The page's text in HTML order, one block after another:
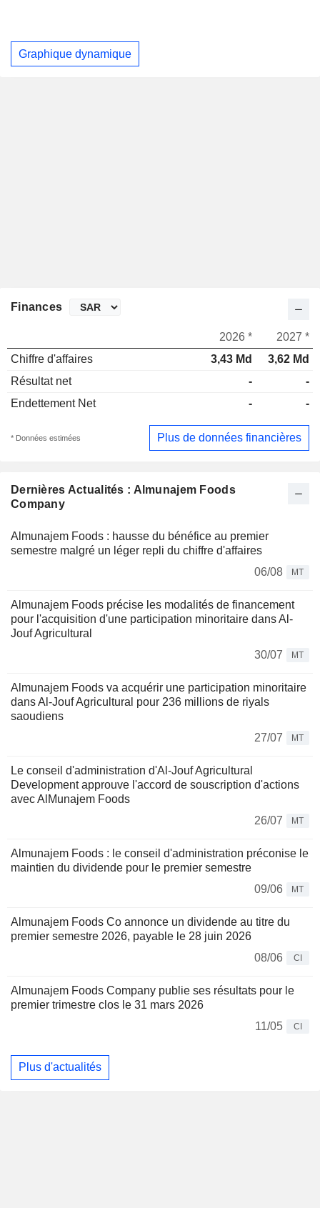
Graphique dynamique
Dernières Actualités : Almunajem Foods
Company
Almunajem Foods : hausse du bénéfice au premier
semestre malgré un léger repli du chiffre d'affaires
06/08
MT
Almunajem Foods précise les modalités de financement
pour l'acquisition d'une participation minoritaire dans Al-
Jouf Agricultural
30/07
MT
Almunajem Foods va acquérir une participation minoritaire
dans Al-Jouf Agricultural pour 236 millions de riyals
saoudiens
27/07
MT
Le conseil d'administration d'Al-Jouf Agricultural
Development approuve l'accord de souscription d'actions
avec AlMunajem Foods
26/07
MT
Almunajem Foods : le conseil d'administration préconise le
maintien du dividende pour le premier semestre
09/06
MT
Almunajem Foods Co annonce un dividende au titre du
premier semestre 2026, payable le 28 juin 2026
08/06
CI
Almunajem Foods Company publie ses résultats pour le
premier trimestre clos le 31 mars 2026
11/05
CI
Plus d'actualités
Finances
2026 *
2027 *
Chiffre d'affaires
3,43 Md
3,62 Md
Résultat net
-
-
Endettement Net
- -
* Données estimées Plus de données financières